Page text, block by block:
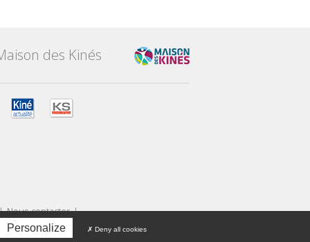
des Kinés
Nous contacter
Personalize
Deny all cookies